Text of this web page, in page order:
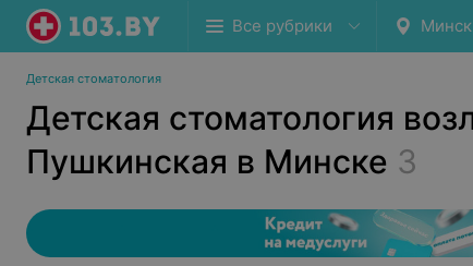
Все рубрики Минск
Детская стоматология
Детская стоматология
Пушкинская в Минске 3